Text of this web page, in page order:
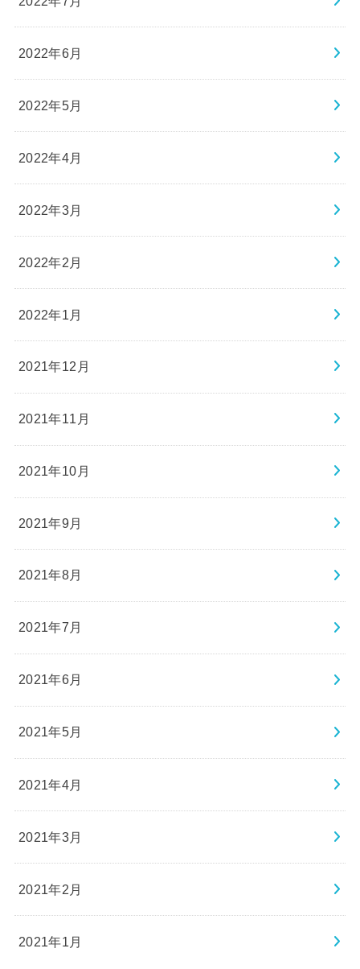
2022年6月
2022年5月
2022年4月
2022年3月
2022年2月
2022年1月
2021年12月
2021年11月
2021年10月
2021年9月
2021年8月
2021年7月
2021年6月
2021年5月
2021年4月
2021年3月
2021年2月
2021年1月